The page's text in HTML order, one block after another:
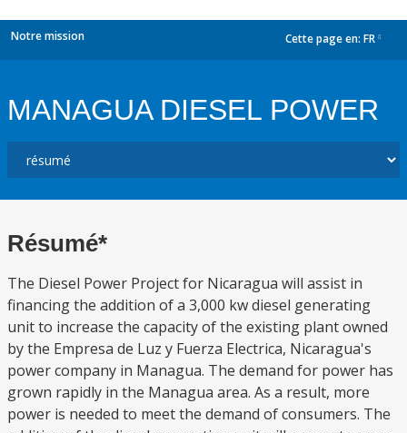
Notre mission Cette page en: FR
MANAGUA DIESEL POWER
Résumé*
The Diesel Power Project for Nicaragua will assist in
financing the addition of a 3,000 kw diesel generating
unit to increase the capacity of the existing plant owned
by the Empresa de Luz y Fuerza Electrica, Nicaragua's
power company in Managua. The demand for power has
grown rapidly in the Managua area. As a result, more
power is needed to meet the demand of consumers. The